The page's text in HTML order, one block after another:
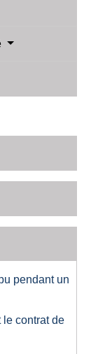
pendant un
le contrat de